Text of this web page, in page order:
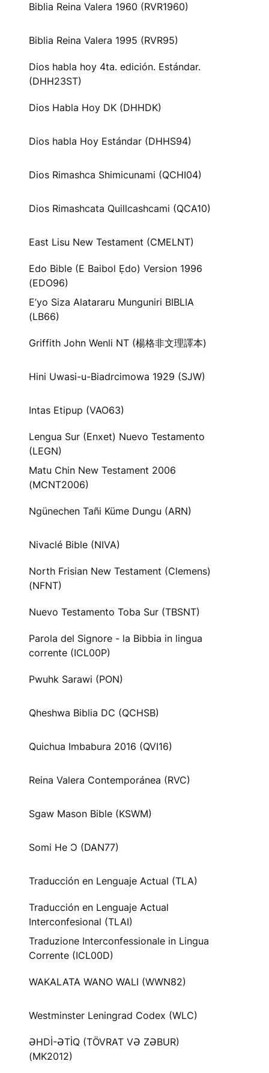
Biblia Reina Valera 1960 (RVR1960)
Biblia Reina Valera 1995 (RVR95)
Dios habla hoy 4ta. edición. Estándar.
(DHH23ST)
Dios Habla Hoy DK (DHHDK)
Dios habla Hoy Estándar (DHHS94)
Dios Rimashca Shimicunami (QCHI04)
Dios Rimashcata Quillcashcami (QCA10)
East Lisu New Testament (CMELNT)
Edo Bible (E Baibol Ẹdo) Version 1996
(EDO96)
E’yo Siza Alatararu Munguniri BIBLIA
(LB66)
Griffith John Wenli NT (楊格非文理譯本)
Hini Uwasi-u-Biadrcimowa 1929 (SJW)
Intas Etipup (VAO63)
Lengua Sur (Enxet) Nuevo Testamento
(LEGN)
Matu Chin New Testament 2006
(MCNT2006)
Ngünechen Tañi Küme Dungu (ARN)
Nivaclé Bible (NIVA)
North Frisian New Testament (Clemens)
(NFNT)
Nuevo Testamento Toba Sur (TBSNT)
Parola del Signore - la Bibbia in lingua
corrente (ICL00P)
Pwuhk Sarawi (PON)
Qheshwa Biblia DC (QCHSB)
Quichua Imbabura 2016 (QVI16)
Reina Valera Contemporánea (RVC)
Sgaw Mason Bible (KSWM)
Somi He Ɔ (DAN77)
Traducción en Lenguaje Actual (TLA)
Traducción en Lenguaje Actual
Interconfesional (TLAI)
Traduzione Interconfessionale in Lingua
Corrente (ICL00D)
WAKALATA WANO WALI (WWN82)
Westminster Leningrad Codex (WLC)
ƏHDİ-ƏTİQ (TÖVRAT VƏ ZƏBUR)
(MK2012)